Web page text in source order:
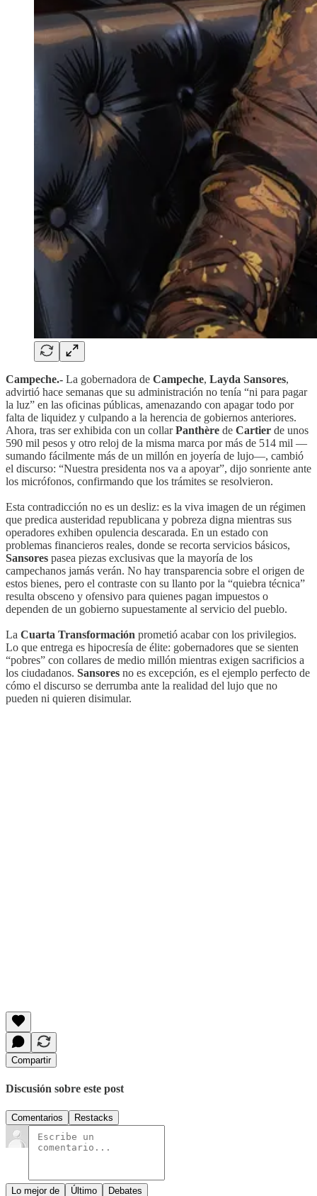
Campeche.- La gobernadora de Campeche, Layda Sansores,
advirtió hace semanas que su administración no tenía “ni para pagar
la luz” en las oficinas públicas, amenazando con apagar todo por
falta de liquidez y culpando a la herencia de gobiernos anteriores.
Ahora, tras ser exhibida con un collarPanthère de Cartier de unos
590 mil pesos y otro reloj de la misma marca por más de 514 mil —
sumando fácilmente más de un millón en joyería de lujo—, cambió
el discurso: “Nuestra presidenta nos va a apoyar”, dijo sonriente ante
los micrófonos, confirmando que los trámites se resolvieron.
Esta contradicción no es un desliz: es la viva imagen de un régimen
que predica austeridad republicana y pobreza digna mientras sus
operadores exhiben opulencia descarada. En un estado con
problemas financieros reales, donde se recorta servicios básicos,
Sansores pasea piezas exclusivas que la mayoría de los
campechanos jamás verán. No hay transparencia sobre el origen de
estos bienes, pero el contraste con su llanto por la “quiebra técnica”
resulta obsceno y ofensivo para quienes pagan impuestos o
dependen de un gobierno supuestamente al servicio del pueblo.
La Cuarta Transformación prometió acabar con los privilegios.
Lo que entrega es hipocresía de élite: gobernadores que se sienten
“pobres” con collares de medio millón mientras exigen sacrificios a
los ciudadanos. Sansores no es excepción, es el ejemplo perfecto de
cómo el discurso se derrumba ante la realidad del lujo que no
pueden ni quieren disimular.
Compartir
Discusión sobre este post
Comentarios Restacks
Lo mejor de Último Debates